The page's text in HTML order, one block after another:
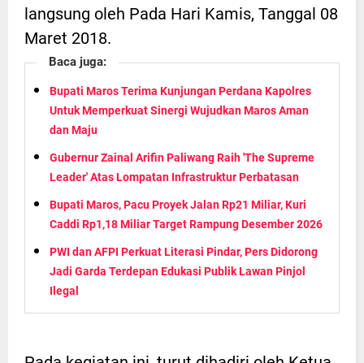
langsung oleh Pada Hari Kamis, Tanggal 08
Maret 2018.
Baca juga:
Bupati Maros Terima Kunjungan Perdana Kapolres
Untuk Memperkuat Sinergi Wujudkan Maros Aman
dan Maju
Gubernur Zainal Arifin Paliwang Raih 'The Supreme
Leader' Atas Lompatan Infrastruktur Perbatasan
Bupati Maros, Pacu Proyek Jalan Rp21 Miliar, Kuri
Caddi Rp1,18 Miliar Target Rampung Desember 2026
PWI dan AFPI Perkuat Literasi Pindar, Pers Didorong
Jadi Garda Terdepan Edukasi Publik Lawan Pinjol
Ilegal